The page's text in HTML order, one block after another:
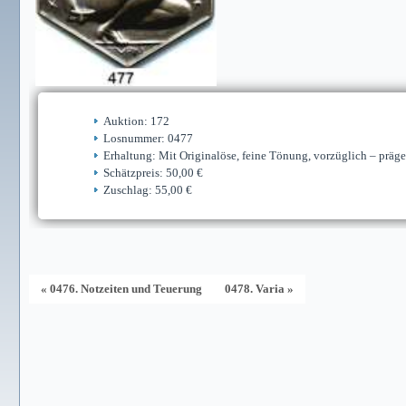
Auktion: 172
Losnummer: 0477
Erhaltung: Mit Originalöse, feine Tönung, vorzüglich –
Schätzpreis: 50,00 €
Zuschlag: 55,00 €
« 0476. Notzeiten und Teuerung 0478. Varia »